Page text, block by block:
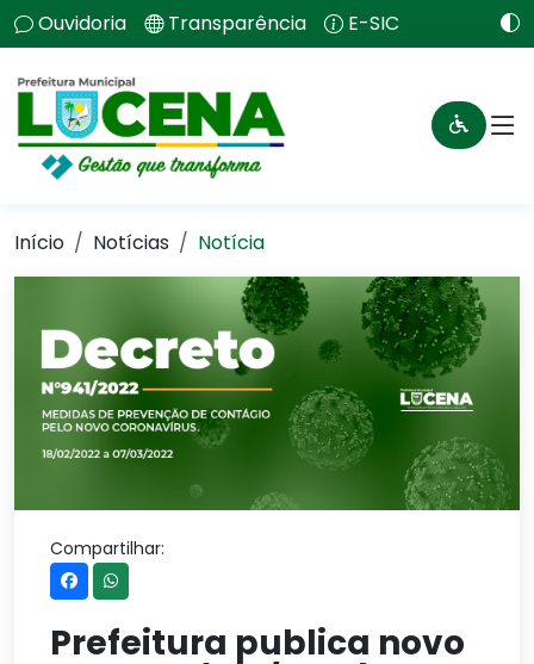
Ouvidoria Transparência E-SIC
Início Notícias Notícia
Compartilhar:
Prefeitura publica novo